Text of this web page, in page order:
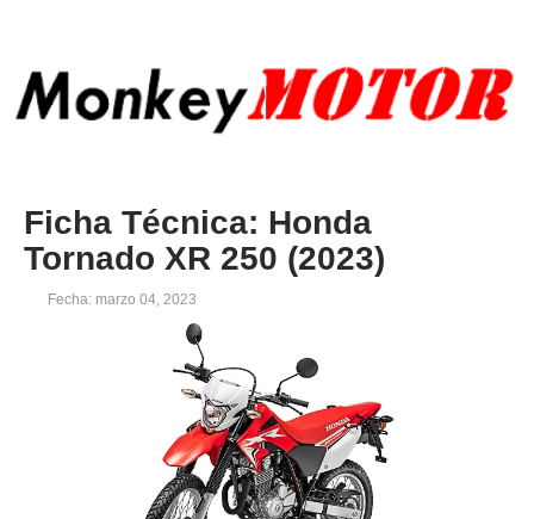
Ficha Técnica: Honda
Tornado XR 250 (2023)
Fecha: marzo 04, 2023